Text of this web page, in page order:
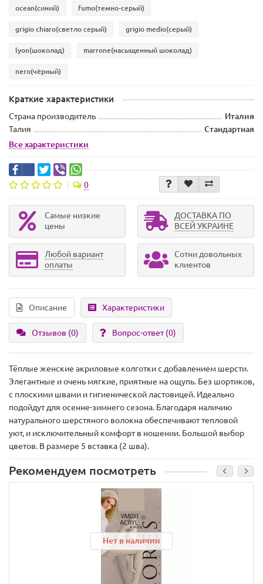
ocean(синий) fumo(темно-серый)
grigio chiaro(светло серый) grigio medio(серый)
lyon(шоколад) marrone(насыщенный шоколад)
nero(чёрный)
Краткие характеристики
Страна производитель
Италия
Талия
Стандартная
Все характеристики
0
Самые низкие
цены
ДОСТАВКА ПО
ВСЕЙ УКРАИНЕ
Любой вариант
оплаты
Сотни довольных
клиентов
Описание Характеристики
Отзывов (0) Вопрос-ответ(0)
Тёплые женские акриловые колготки с добавлением шерсти.
Элегантные и очень мягкие, приятные на ощупь. Без шортиков,
с плоскими швами и гигиенической ластовицей. Идеально
подойдут для осенне-зимнего сезона. Благодаря наличию
натурального шерстяного волокна обеспечивают тепловой
уют, и исключительный комфорт в ношении. Большой выбор
цветов. В размере 5 вставка (2 шва).
Рекомендуем посмотреть
Нет в наличии